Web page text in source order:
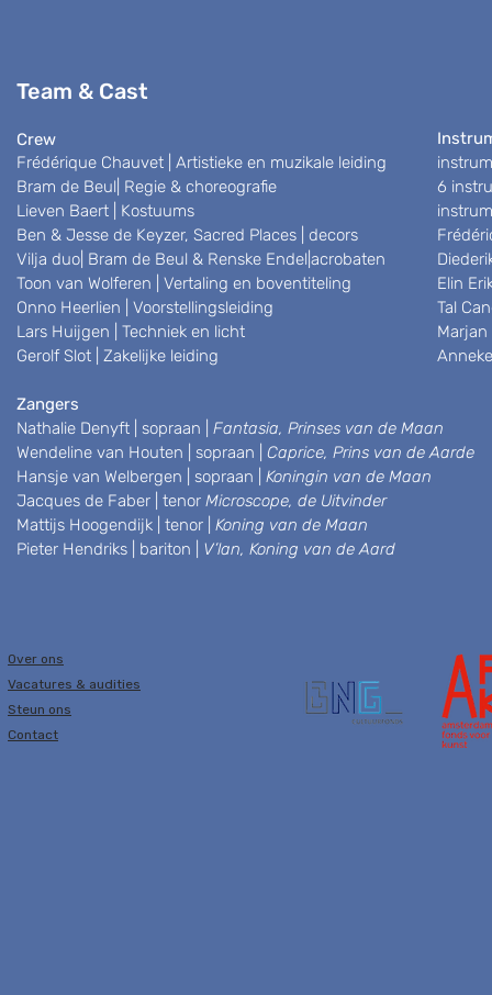
Team & Cast
Crew
Frédérique Chauvet | Artistieke en muzikale leiding
Bram de Beul| Regie & choreografie
Lieven Baert | Kostuums
Ben & Jesse de Keyzer, Sacred Places | decors
Vilja duo| Bram de Beul & Renske Endel|acrobaten
Toon van Wolferen | Vertaling en boventiteling
Onno Heerlien | Voorstellingsleiding
Lars Huijgen | Techniek en licht
Gerolf Slot | Zakelijke leiding
Zangers
Nathalie Denyft | sopraan | Fantasia, Prinses van de Maan
Wendeline van Houten | sopraan | Caprice, Prins van de Aarde
Hansje van Welbergen | sopraan | Koningin van de Maan
Jacques de Faber | tenor Microscope, de Uitvinder
Mattijs Hoogendijk | tenor | Koning van de Maan
Pieter Hendriks | bariton | V’lan, Koning van de Aard
6
Elin
Tal
Marjan
Over ons
Vacatures & audities
Steun ons
Contact